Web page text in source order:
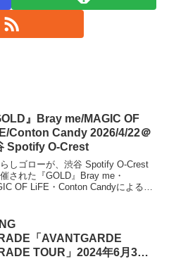
』Bray me/MAGIC OF
Conton Candy 2026/4/22＠
Spotify O-Crest
しゴローが、渋谷 Spotify O-Crest
された『GOLD』Bray me・
OF LiFE・Conton Candyによる熱
届けます
「AVANTGARDE
TOUR」2024年6月30